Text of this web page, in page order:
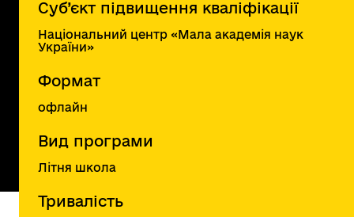
Суб’єкт підвищення кваліфікації
Національний центр «Мала академія наук
України»
Формат
офлайн
Вид програми
Літня школа
Тривалість